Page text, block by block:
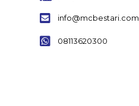
info@mcbestari.com
08113620300